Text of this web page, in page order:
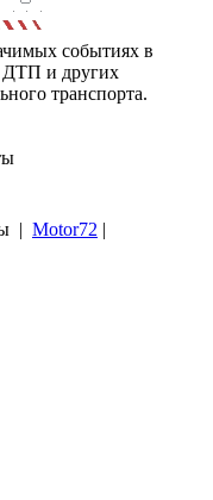
событиях в
ДТП и других
транспорта.
| Motor72 |